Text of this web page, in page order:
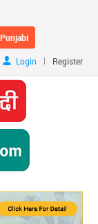
Login | Register